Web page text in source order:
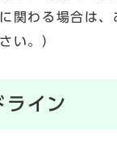
関わる場合は、
い。）
ライン